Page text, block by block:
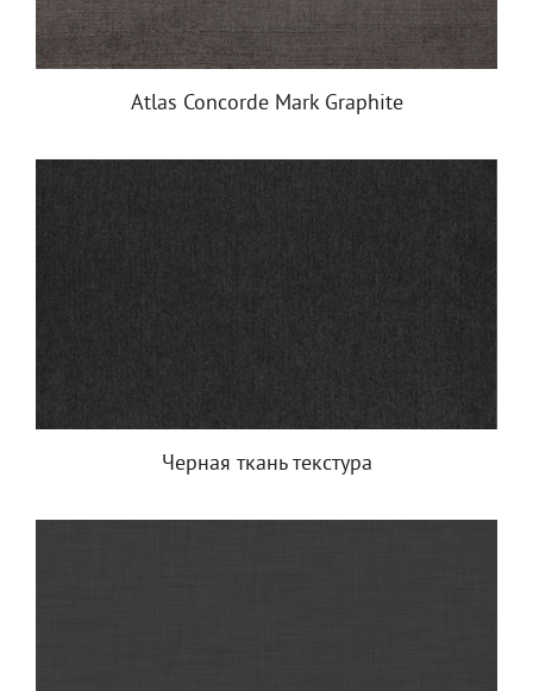
Atlas Concorde Mark Graphite
Черная ткань текстура